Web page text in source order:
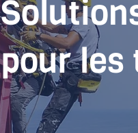
pour les